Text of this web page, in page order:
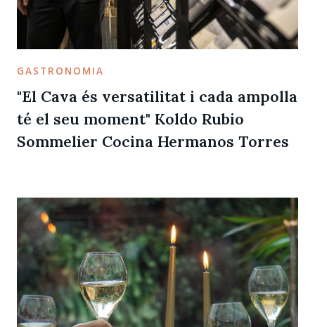
GASTRONOMIA
"El Cava és versatilitat i cada ampolla
té el seu moment" Koldo Rubio
Sommelier Cocina Hermanos Torres